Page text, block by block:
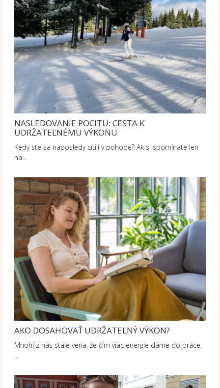
NASLEDOVANIE POCITU: CESTA K
UDRŽATEĽNÉMU VÝKONU
Kedy ste sa naposledy cítili v pohode? Ak si spomínate len
na…
AKO DOSAHOVAŤ UDRŽATEĽNÝ VÝKON?
Mnohí z nás stále veria, že čím viac energie dáme do práce,